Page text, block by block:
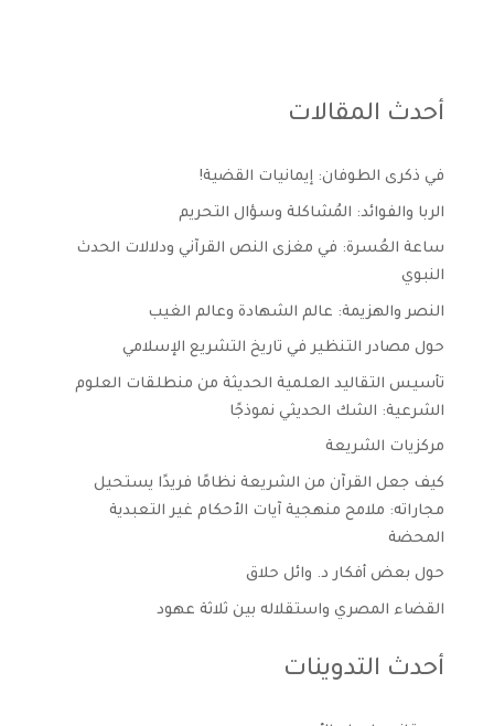
أحدث المقالات
في ذكرى الطوفان: إيمانيات القضية!
الربا والفوائد: المُشاكلة وسؤال التحريم
ساعة العُسرة: في مغزى النص القرآني ودلالات الحدث
النبوي
النصر والهزيمة: عالم الشهادة وعالم الغيب
حول مصادر التنظير في تاريخ التشريع الإسلامي
تأسيس التقاليد العلمية الحديثة من منطلقات العلوم
الشرعية: الشك الحديثي نموذجًا
مركزيات الشريعة
كيف جعل القرآن من الشريعة نظامًا فريدًا يستحيل
مجاراته: ملامح منهجية آيات الأحكام غير التعبدية
المحضة
حول بعض أفكار د. وائل حلاق
القضاء المصري واستقلاله بين ثلاثة عهود
أحدث التدوينات